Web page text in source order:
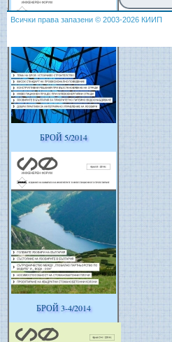
БРОЙ 5/2014
БРОЙ 3-4/2014
Всички права запазени © 2003-2026 КИИП